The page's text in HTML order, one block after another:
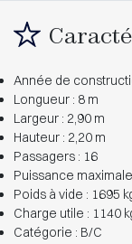
Année de
Longueur : 8 m
Largeur : 2,90 m
Hauteur : 2,20 m
Passagers : 16
Puissance
Poids à vide : 1695
Charge utile : 1140
Catégorie : B/C